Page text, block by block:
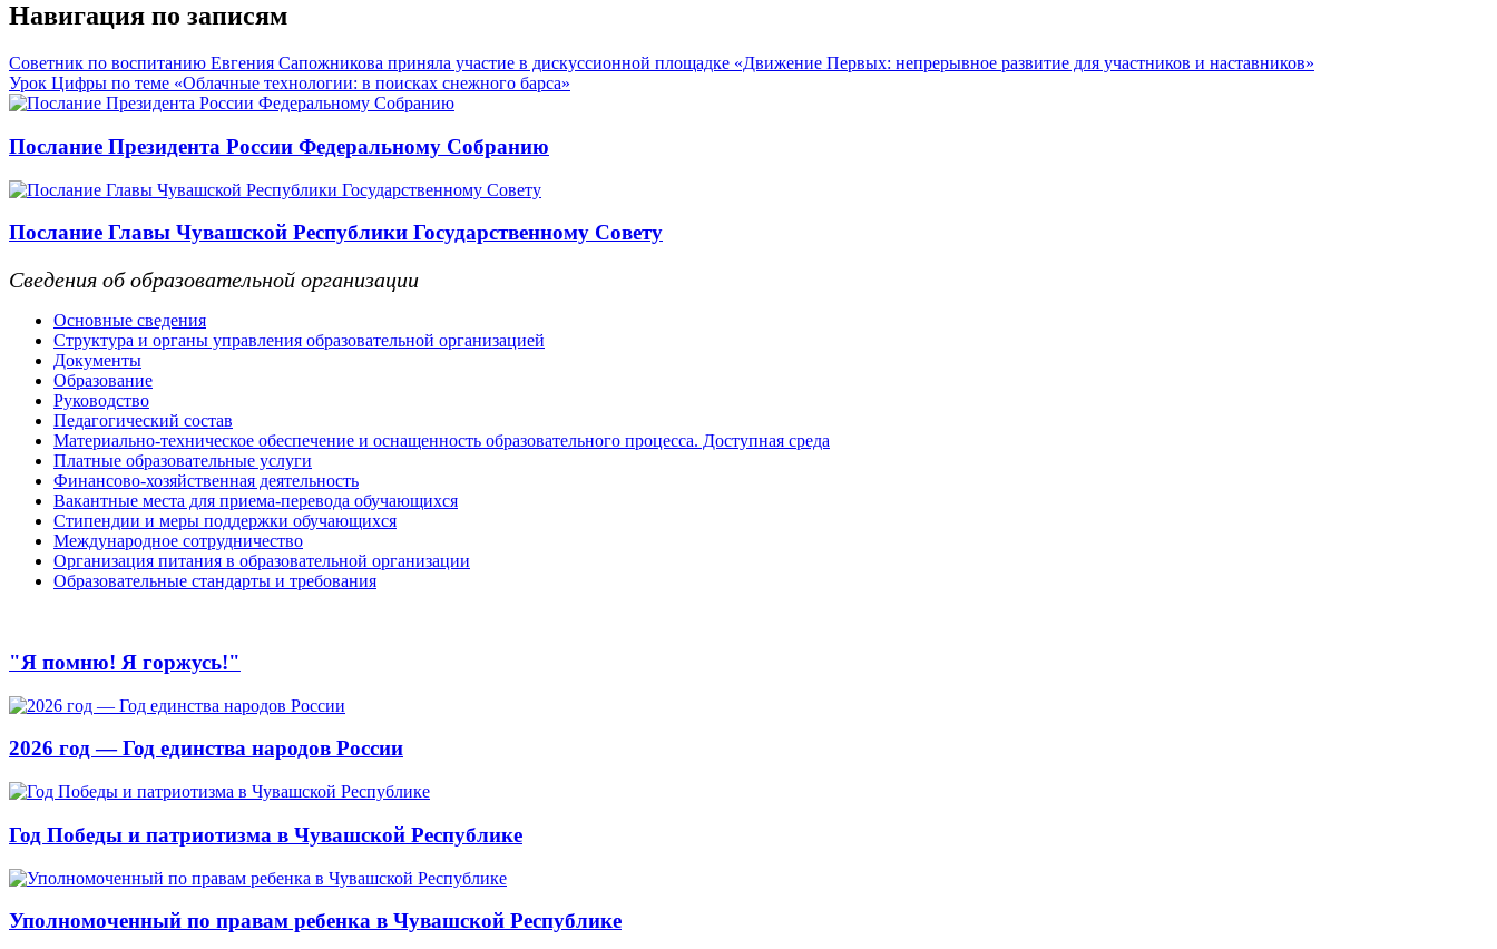
Навигация по записям
Советник по воспитанию Евгения Сапожникова приняла участие в дискуссионной площадке «Движение Первых: непрерывное развитие для участников и наставников»
Урок Цифры по теме «Облачные технологии: в поисках снежного барса»
Послание Президента России Федеральному Собранию
Послание Главы Чувашской Республики Государственному Совету
Сведения об образовательной организации
Основные сведения
Структура и органы управления образовательной организацией
Документы
Образование
Руководство
Педагогический состав
Материально-техническое обеспечение и оснащенность образовательного процесса. Доступная среда
Платные образовательные услуги
Финансово-хозяйственная деятельность
Вакантные места для приема-перевода обучающихся
Стипендии и меры поддержки обучающихся
Международное сотрудничество
Организация питания в образовательной организации
Образовательные стандарты и требования
"Я помню! Я горжусь!"
2026 год — Год единства народов России
Год Победы и патриотизма в Чувашской Республике
Уполномоченный по правам ребенка в Чувашской Республике